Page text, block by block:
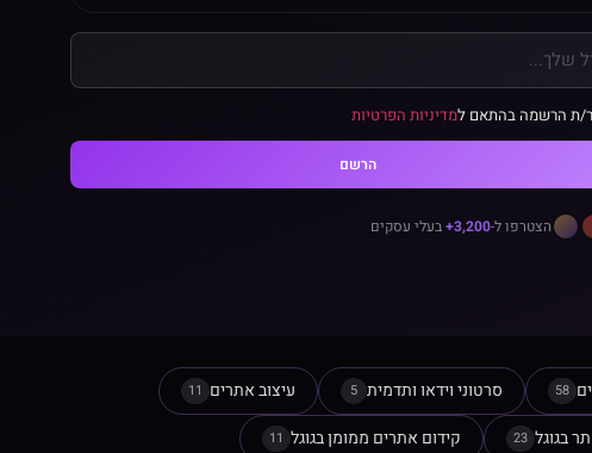
ת הרשמה בהתאם למדיניות הפרטיות
הרשם
הצטרפו ל-3,200+ בעלי עסקים
58 סרטוני וידאו ותדמית 5 עיצוב אתרים 11
בגוגל 23 קידום אתרים ממומן בגוגל 11